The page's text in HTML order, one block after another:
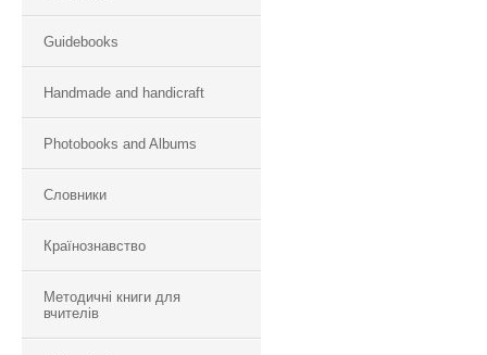
Guidebooks
Handmade and handicraft
Photobooks and Albums
Словники
Країнознавство
Методичні книги для
вчителів